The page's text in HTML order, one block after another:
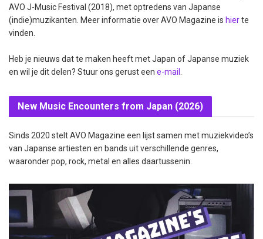
AVO J-Music Festival (2018), met optredens van Japanse
(indie)muzikanten. Meer informatie over AVO Magazine is hierte
vinden.
Heb je nieuws dat te maken heeft met Japan of Japanse muziek
en wil je dit delen? Stuur ons gerust een e-mail .
New Music Encounters from Japan (2026)
Sinds 2020 stelt AVO Magazine een lijst samen met muziekvideo’s
van Japanse artiesten en bands uit verschillende genres,
waaronder pop, rock, metal en alles daartussenin.